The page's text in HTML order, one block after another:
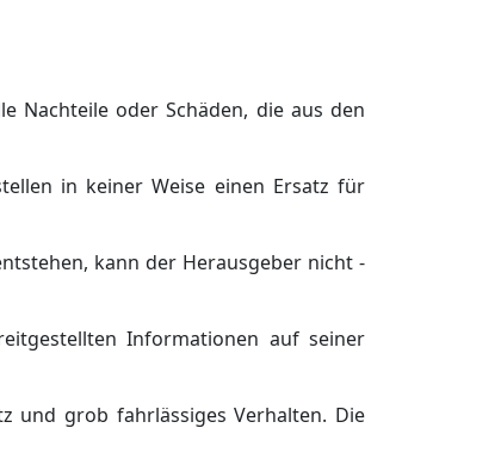
Nachteile oder Schäden, die aus den
in keiner Weise einen Ersatz für
kann der Herausgeber nicht -
Informationen auf seiner
und grob fahrlässiges Verhalten. Die